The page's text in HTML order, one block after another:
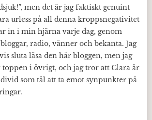
men det är jag faktiskt genuint
urless på all denna kroppsnegativitet
in i min hjärna varje dag, genom
radio, vänner och bekanta. Jag
sluta läsa den här bloggen, men jag
toppen i övrigt, och jag tror att Clara är
som tål att ta emot synpunkter på